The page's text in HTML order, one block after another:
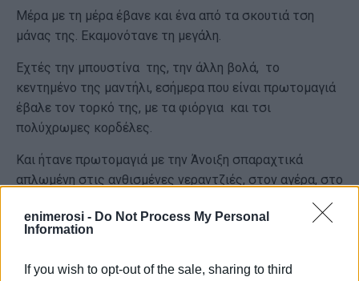
enimerosi - Do Not Process My Personal
Information
If you wish to opt-out of the sale, sharing to third
Μέρα με τη μέρα έβανε και ένα από τα σκουτιά τση
μάνας της. Εκαμονότανε τη μεγάλη.
Εχτές την μπουστίνα της, την άλλη βολά, το
κεντημένο της μαντήλι, εσήμερα που είναι πρωτομαγιά
έβαλε τον τορκό της, με τα φιόργια και τσι
πολύχρωμες κορδέλες.
Και ήτανε πρωτομαγιά με την Άνοιξη σπαραχτικά
απλωμένη στις ανθισμένες νεραντζιές, στον αγέρα, στο
Και έμοιαζε η Αγγιολίνα σα τη νεράιδα, σα τη
στεφάνι.